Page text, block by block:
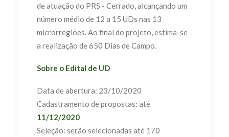
de atuação do PRS - Cerrado, alcançando um
número médio de 12 a 15 UDs nas 13
microrregiões. Ao final do projeto, estima-se
a realização de 650 Dias de Campo.
Sobre o Edital de UD
Data de abertura: 23/10/2020
Cadastramento de propostas: até
11/12/2020
Seleção: serão selecionadas até 170